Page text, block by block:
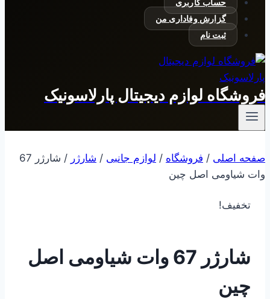
حساب کاربری
گزارش وفاداری من
ثبت نام
فروشگاه لوازم دیجیتال پارلاسونیک
صفحه اصلی / فروشگاه / لوازم جانبی / شارژر /
شارژر 67
وات شیاومی اصل چین
تخفیف!
شارژر 67 وات شیاومی اصل
چین